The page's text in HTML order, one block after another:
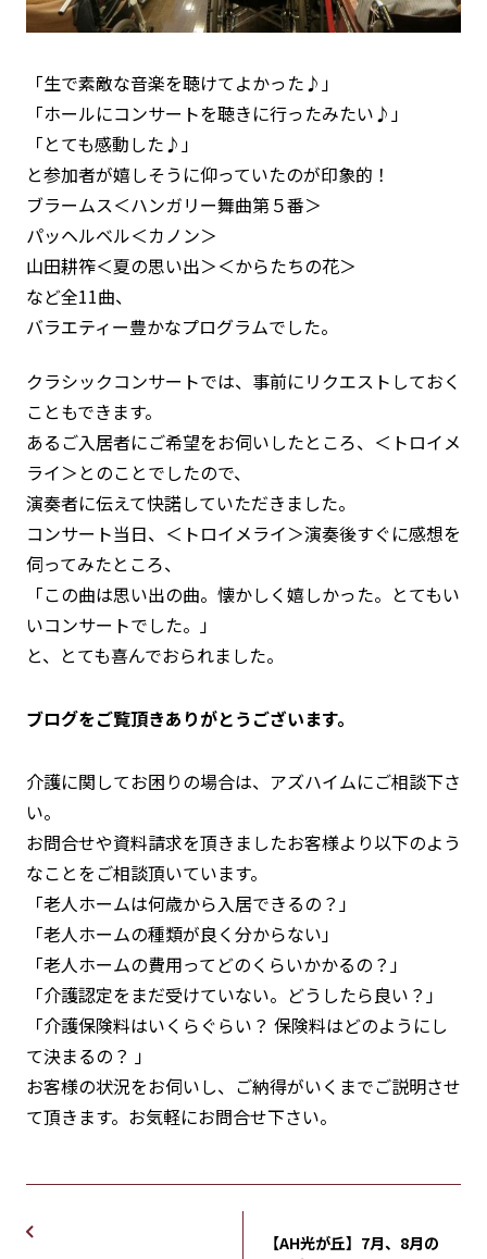
「生で素敵な音楽を聴けてよかった♪」
「ホールにコンサートを聴きに行ったみたい♪」
「とても感動した♪」
と参加者が嬉しそうに仰っていたのが印象的！
ブラームス＜ハンガリー舞曲第５番＞
パッヘルベル＜カノン＞
山田耕筰＜夏の思い出＞＜からたちの花＞
など全11曲、
バラエティー豊かなプログラムでした。
クラシックコンサートでは、事前にリクエストしておく
こともできます。
あるご入居者にご希望をお伺いしたところ、＜トロイメ
ライ＞とのことでしたので、
演奏者に伝えて快諾していただきました。
コンサート当日、＜トロイメライ＞演奏後すぐに感想を
伺ってみたところ、
「この曲は思い出の曲。懐かしく嬉しかった。とてもい
いコンサートでした。」
と、とても喜んでおられました。
ブログをご覧頂きありがとうございます。
介護に関してお困りの場合は、アズハイムにご相談下さ
い。
お問合せや資料請求を頂きましたお客様より以下のよう
なことをご相談頂いています。
「老人ホームは何歳から入居できるの？」
「老人ホームの種類が良く分からない」
「老人ホームの費用ってどのくらいかかるの？」
「介護認定をまだ受けていない。どうしたら良い？」
「介護保険料はいくらぐらい？ 保険料はどのようにし
て決まるの？ 」
お客様の状況をお伺いし、ご納得がいくまでご説明させ
て頂きます。お気軽にお問合せ下さい。
【AH光が丘】7月、8月の